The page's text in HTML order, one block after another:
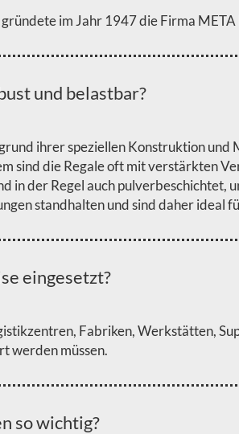
im Jahr 1947 die Firma
und belastbar?
ihrer speziellen Konstruktion und
sind die Regale oft mit verstärkten
in der Regel auch
standhalten und sind daher ideal
eingesetzt?
Fabriken, Werkstätten,
werden müssen.
so wichtig?